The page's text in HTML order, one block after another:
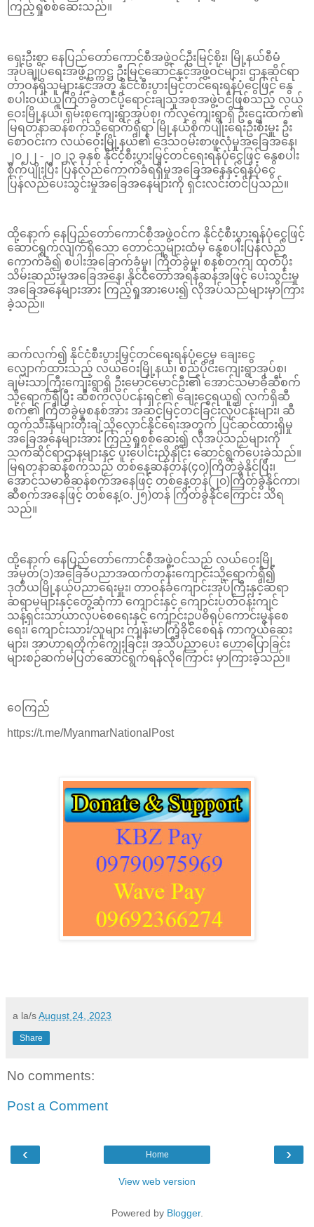
ကြည့်ရှုစစ်ဆေးသည်။
ရှေးဦးစွာ နေပြည်တော်ကောင်စီအဖွဲ့ဝင်ဦးမြင့်စိုး၊ မြို့နယ်စီမံ
အုပ်ချုပ်ရေးအဖွဲ့ဥက္ကဋ္ဌ ဦးမြင့်ဆောင်နှင့်အဖွဲ့ဝင်များ၊ ဌာနဆိုင်ရာ
တာဝန်ရှိသူများနှင့်အတူ နိုင်ငံစီးပွားမြင့်တင်ရေးရန်ပုံငွေဖြင့် နွေ
စပါးဝယ်ယူကြိတ်ခွဲတင်ပို့ရောင်းချသူအစုအဖွဲ့ဝင်ဖြစ်သည့် လယ်
ဝေးမြို့နယ်၊ ရှမ်းစုကျေးရွာအုပ်စု၊ ကံလှကျေးရွာရှိ ဦးဌေးထက်၏
မြရတနာဆန်စက်သို့ရောက်ရှိရာ မြို့နယ်စိုက်ပျိုးရေးဦးစီးမှူး ဦး
စောဝင်းက လယ်ဝေးမြို့နယ်၏ ဒေသဝမ်းစာဖူလုံမှုအခြေအနေ၊
၂၀၂၂ - ၂၀၂၃ ခုနှစ် နိုင်ငံ့စီးပွားမြှင့်တင်ရေးရန်ပုံငွေဖြင့် နွေစပါး
စိုက်ပျိုးပြီး ပြန်လည်ကောက်ခံရရှိမှုအခြေအနေနှင့်ရန်ပုံငွေ
ပြန်လည်ပေးသွင်းမှုအခြေအနေများကို ရှင်းလင်းတင်ပြသည်။
ထို့နောက် နေပြည်တော်ကောင်စီအဖွဲ့ဝင်က နိုင်ငံ့စီးပွားရန်ပုံငွေဖြင့်
ဆောင်ရွက်လျက်ရှိသော တောင်သူများထံမှ နွေစပါးပြန်လည်
ကောက်ခံ၍ စပါးအခြောက်ခံမှု၊ ကြိတ်ခွဲမှု၊ စနစ်တကျ ထုတ်ပိုး
သိမ်းဆည်းမှုအခြေအနေ၊ နိုင်ငံတော်အရန်ဆန်အဖြင့် ပေးသွင်းမှု
အခြေအနေများအား ကြည့်ရှုအားပေး၍ လိုအပ်သည်များမှာကြား
ခဲ့သည်။
ဆက်လက်၍ နိုင်ငံစီးပွားမြှင့်တင်ရေးရန်ပုံငွေမှ ချေးငွေ
လျှောက်ထားသည့် လယ်ဝေးမြို့နယ်၊ စည်ပိုင်းကျေးရွာအုပ်စု၊
ချမ်းသာကြီးကျေးရွာရှိ ဦးမောင်မောင်ဦး၏ အောင်သမာဓိဆီစက်
သို့ရောက်ရှိပြီး ဆီစက်လုပ်ငန်းရှင်၏ ချေးငွေရယူ၍ လက်ရှိဆီ
စက်၏ ကြိတ်ခွဲမှုစနစ်အား အဆင့်မြင့်တင်ခြင်းလုပ်ငန်းများ၊ ဆီ
ထွက်သီးနှံများတိုးချဲ့သိုလှောင်နိုင်ရေးအတွက် ပြင်ဆင်ထားရှိမှု
အခြေအနေများအား ကြည့်ရှုစစ်ဆေး၍ လိုအပ်သည်များကို
သက်ဆိုင်ရာဌာနများနှင့် ပူးပေါင်းညှိနှိုင်း ဆောင်ရွက်ပေးခဲ့သည်။
မြရတနာဆန်စက်သည် တစ်နေ့ဆန်တန်(၄၀)ကြိတ်ခွဲနိုင်ပြီး၊
အောင်သမာဓိဆန်စက်အနေဖြင့် တစ်နေ့တန်(၂၀)ကြိတ်ခွဲနိုင်ကာ၊
ဆီစက်အနေဖြင့် တစ်နေ့(၀.၂၅)တန် ကြိတ်ခွဲနိုင်ကြောင်း သိရ
သည်။
ထို့နောက် နေပြည်တော်ကောင်စီအဖွဲ့ဝင်သည် လယ်ဝေးမြို့
အမှတ်(၁)အခြေခံပညာအထက်တန်းကျောင်းသို့ရောက်ရှိ၍
ဒုတိယမြို့နယ်ပညာရေးမှူး၊ တာဝန်ခံကျောင်းအုပ်ကြီးနှင့်ဆရာ
ဆရာမများနှင့်တွေ့ဆုံကာ ကျောင်းနှင့် ကျောင်းပတ်ဝန်းကျင်
သန့်ရှင်းသာယာလှပစေရေးနှင့် ကျောင်းဥပဓိရုပ်ကောင်းမွန်စေ
ရေး၊ ကျောင်းသား/သူများ ကျန်းမာကြံ့ခိုင်စေရန် ကာကွယ်ဆေး
များ၊ အာဟာရတိုက်ကျွေးခြင်း၊ အသိပညာပေး ဟောပြောခြင်း
များစဉ်ဆက်မပြတ်ဆောင်ရွက်ရန်လိုကြောင်း မှာကြားခဲ့သည်။
ဝေကြည်
https://t.me/MyanmarNationalPost
a la/sAugust 24, 2023
Share
No comments:
Post a Comment
‹ ›
Home
View web version
Powered by Blogger.